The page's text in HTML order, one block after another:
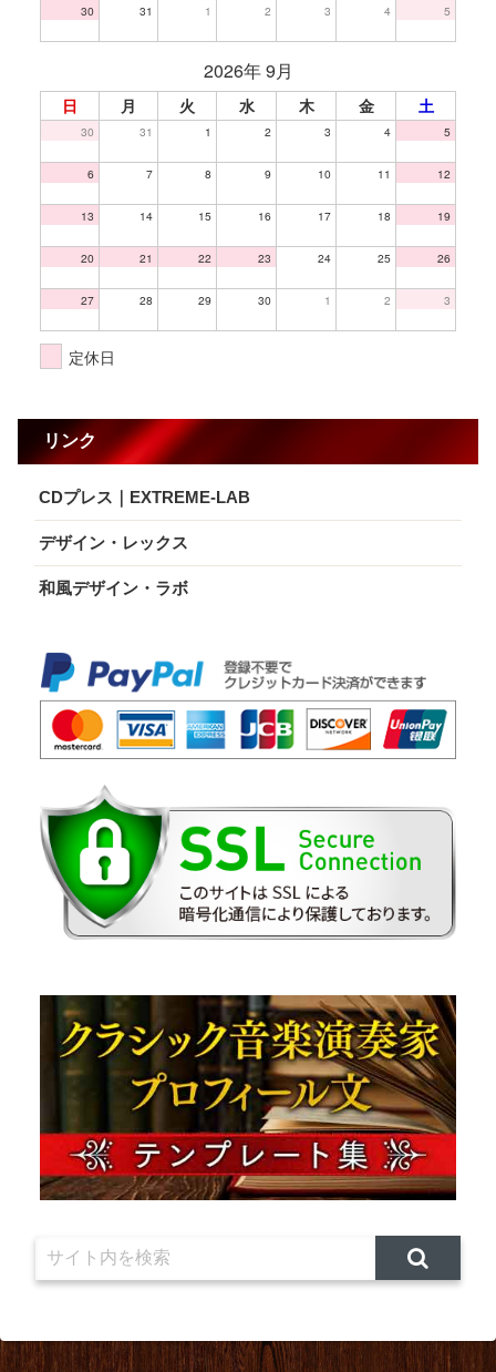
30 31 1 2 3 4 5
2026年 9月
日 月 火 水 木 金 土
30 31 1 2 3 4 5
6 7 8 9 10 11 12
13 14 15 16 17 18 19
20 21 22 23 24 25 26
27 28 29 30 1 2 3
定休日
リンク
CDプレス｜EXTREME-LAB
デザイン・レックス
和風デザイン・ラボ